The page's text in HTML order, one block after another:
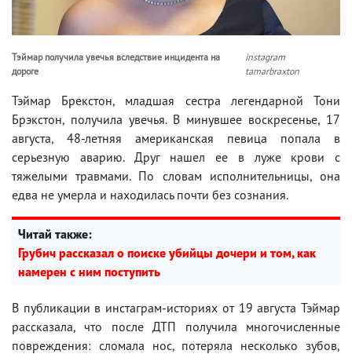
Тэймар получила увечья вследствие инцидента на
дороге
instagram
tamarbraxton
Тэймар Брекстон, младшая сестра легендарной Тони
Брэкстон, получила увечья. В минувшее воскресенье, 17
августа, 48-летняя американская певица попала в
серьезную аварию. Друг нашел ее в луже крови с
тяжелыми травмами. По словам исполнительницы, она
едва не умерла и находилась почти без сознания.
Читай также:
Грубич рассказал о поиске убийцы дочери и том, как
намерен с ним поступить
В публикации в инстаграм-историях от 19 августа Тэймар
рассказала, что после ДТП получила многочисленные
повреждения: сломала нос, потеряла несколько зубов,